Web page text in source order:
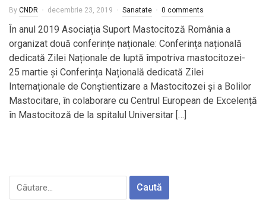
By CNDR decembrie 23, 2019 Sanatate 0 comments
În anul 2019 Asociația Suport Mastocitoză România a
organizat două conferințe naționale: Conferința națională
dedicată Zilei Naționale de luptă împotriva mastocitozei-
25 martie și Conferința Națională dedicată Zilei
Internaționale de Conștientizare a Mastocitozei și a Bolilor
Mastocitare, în colaborare cu Centrul European de Excelență
în Mastocitoză de la spitalul Universitar […]
Caută
după: